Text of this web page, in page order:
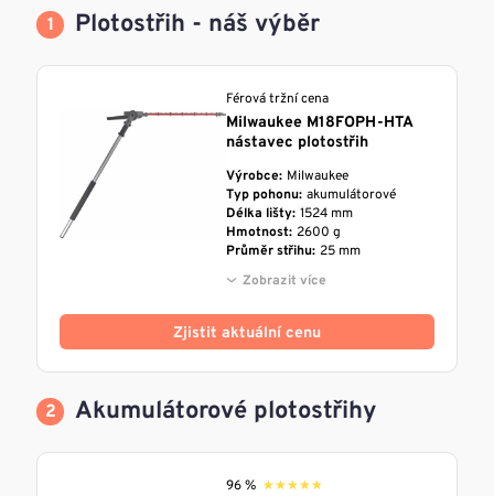
Plotostřih - náš výběr
Férová tržní cena
Milwaukee M18FOPH-HTA
nástavec plotostřih
Výrobce: Milwaukee
Typ pohonu: akumulátorové
Délka lišty: 1524 mm
Hmotnost: 2600 g
Průměr střihu: 25 mm
Zobrazit více
Zjistit aktuální cenu
Akumulátorové plotostřihy
96 % ★★★★★
★★★★★